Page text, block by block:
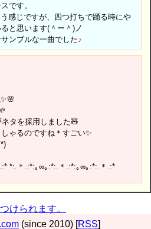
です。
感じですが、四つ打ちで踊る時にや
と思います(＾ー＾)ノ
ンブルな一曲でした♪
タを採用しました🧸
ゃるのですね＊すごい✨
*:.＊.:*:｡∞︎｡:*:.＊.:*:｡∞︎｡:*:.＊.:*
けられます。
(since 2010) [RSS]